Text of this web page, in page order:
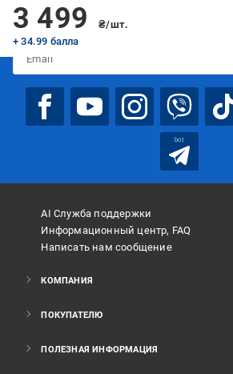
3 499
₴/шт.
+ 34.99 балла
Подписывайтесь, чтобы узнавать
bot
AI Служба поддержки
Информационный центр, FAQ
Написать нам сообщение
КОМПАНИЯ
ПОКУПАТЕЛЮ
ПОЛЕЗНАЯ ИНФОРМАЦИЯ